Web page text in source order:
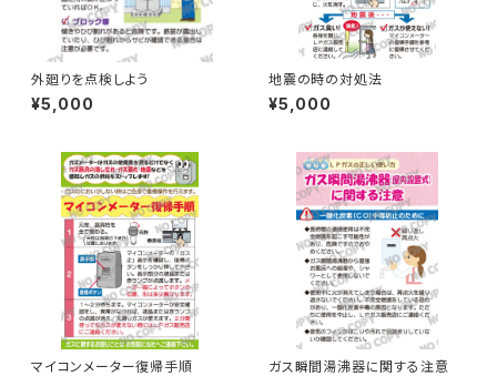
外廻りを点検しよう
¥5,000
地震の時の対処法
¥5,000
マイコンメーター復帰手順 ガス瞬間湯沸器に関する注意